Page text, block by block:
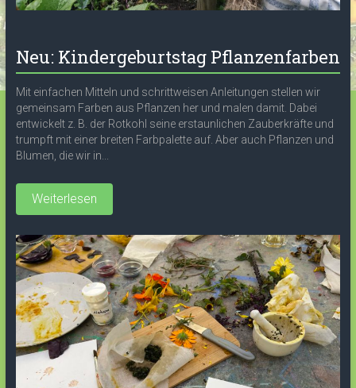
Neu: Kindergeburtstag Pflanzenfarben
Mit einfachen Mitteln und schrittweisen Anleitungen stellen wir
gemeinsam Farben aus Pflanzen her und malen damit. Dabei
entwickelt z. B. der Rotkohl seine erstaunlichen Zauberkräfte und
trumpft mit einer breiten Farbpalette auf. Aber auch Pflanzen und
Blumen, die wir in...
Weiterlesen